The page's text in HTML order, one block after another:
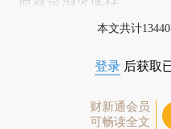
本文共计
登录 后获取
财新通会员
可畅读全文